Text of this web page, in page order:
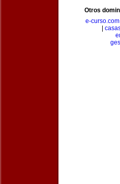
Otros
e-curso.com|